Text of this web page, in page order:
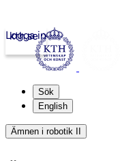
kth.se
Logga in
Sök
English
Ämnen i robotik II